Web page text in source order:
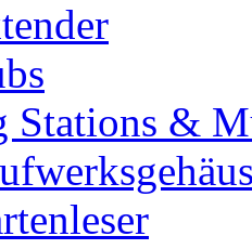
Stations &